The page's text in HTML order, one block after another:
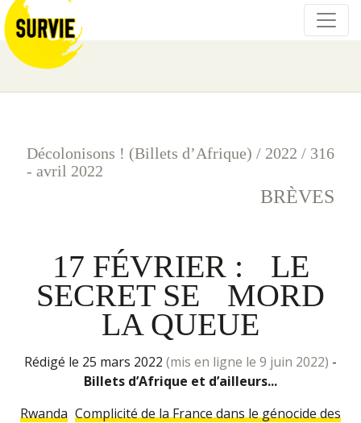
Décolonisons ! (Billets d’Afrique) / 2022 / 316
- avril 2022
BRÈVES
17 FÉVRIER : LE
SECRET SE MORD
LA QUEUE
rédigé le 25 mars 2022 (mis en ligne le 9 juin 2022) -
Billets d’Afrique et d’ailleurs...
Rwanda Complicité de la France dans le génocide des